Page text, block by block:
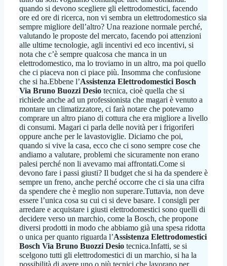
quando si devono scegliere gli elettrodomestici, facendo
ore ed ore di ricerca, non vi sembra un elettrodomestico sia
sempre migliore dell’altro? Una reazione normale perché,
valutando le proposte del mercato, facendo poi attenzioni
alle ultime tecnologie, agli incentivi ed eco incentivi, si
nota che c’è sempre qualcosa che manca in un
elettrodomestico, ma lo troviamo in un altro, ma poi quello
che ci piaceva non ci piace più. Insomma che confusione
che si ha.Ebbene l’Assistenza Elettrodomestici Bosch
Via Bruno Buozzi Desio tecnica, cioè quella che si
richiede anche ad un professionista che magari è venuto a
montare un climatizzatore, ci farà notare che potevamo
comprare un altro piano di cottura che era migliore a livello
di consumi. Magari ci parla delle novità per i frigoriferi
oppure anche per le lavastoviglie. Diciamo che poi,
quando si vive la casa, ecco che ci sono sempre cose che
andiamo a valutare, problemi che sicuramente non erano
palesi perché non li avevamo mai affrontati.Come si
devono fare i passi giusti? Il budget che si ha da spendere è
sempre un freno, anche perché occorre che ci sia una cifra
da spendere che è meglio non superare.Tuttavia, non deve
essere l’unica cosa su cui ci si deve basare. I consigli per
arredare e acquistare i giusti elettrodomestici sono quelli di
decidere verso un marchio, come la Bosch, che propone
diversi prodotti in modo che abbiamo già una spesa ridotta
o unica per quanto riguarda l’Assistenza Elettrodomestici
Bosch Via Bruno Buozzi Desio tecnica.Infatti, se si
scelgono tutti gli elettrodomestici di un marchio, si ha la
possibilità di avere uno o più tecnici che lavorano per